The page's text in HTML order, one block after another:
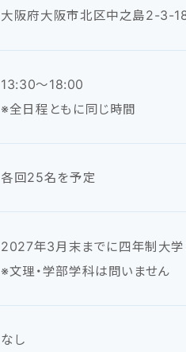
大阪府大阪市北区中之島2-3-
13:30～18:00
※全日程ともに同じ時間
各回25名を予定
2027年3月末までに四年制大学
※文理・学部学科は問いません
なし